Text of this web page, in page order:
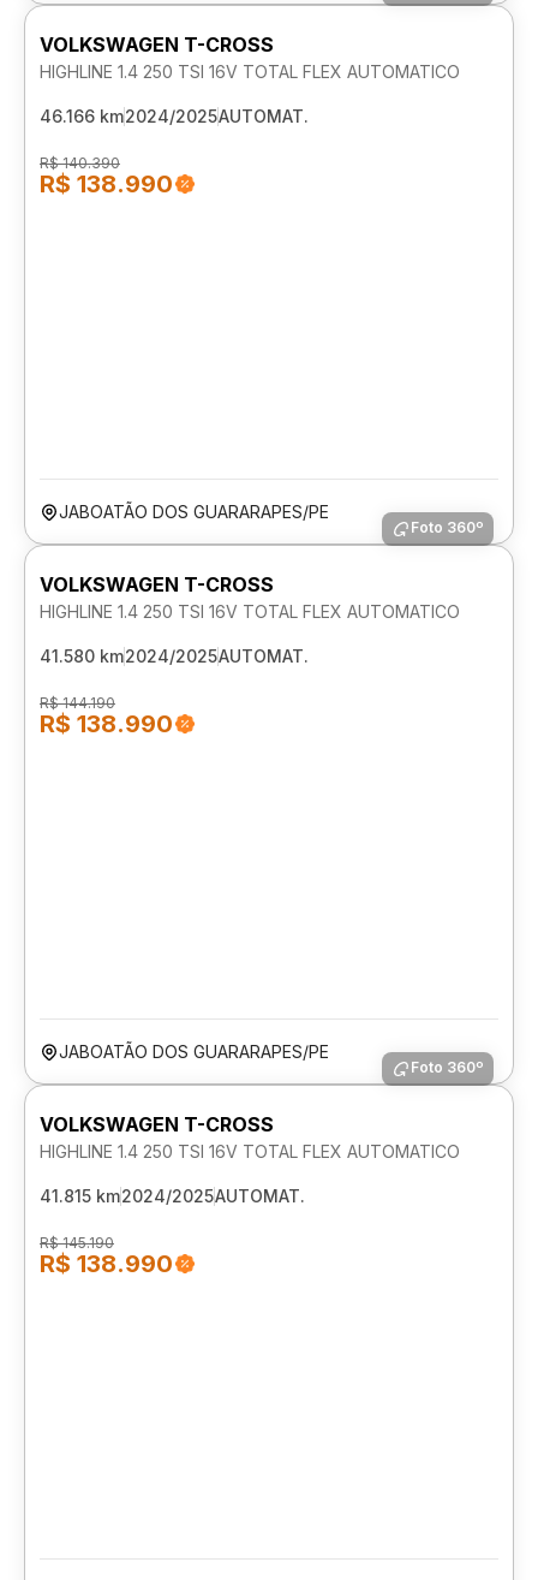
VOLKSWAGEN T-CROSS
HIGHLINE 1.4 250 TSI 16V TOTAL FLEX AUTOMATICO
46.166 km2024/2025AUTOMAT.
R$ 140.390
R$ 138.990
JABOATÃO DOS GUARARAPES/PE
Foto 360º
VOLKSWAGEN T-CROSS
HIGHLINE 1.4 250 TSI 16V TOTAL FLEX AUTOMATICO
41.580 km2024/2025AUTOMAT.
R$ 144.190
R$ 138.990
JABOATÃO DOS GUARARAPES/PE
Foto 360º
VOLKSWAGEN T-CROSS
HIGHLINE 1.4 250 TSI 16V TOTAL FLEX AUTOMATICO
41.815 km2024/2025AUTOMAT.
R$ 145.190
R$ 138.990